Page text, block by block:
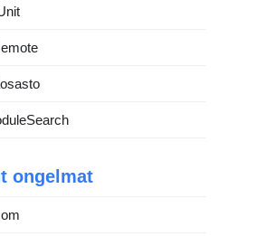
ongelmat